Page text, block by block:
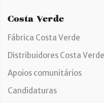
Costa Verde
Fábrica Costa Verde
Distribuidores Costa Verde
Apoios comunitários
Candidaturas